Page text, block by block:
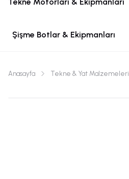
Şişme Botlar & Ekipmanları
Anasayfa Tekne & Yat Malzemeleri